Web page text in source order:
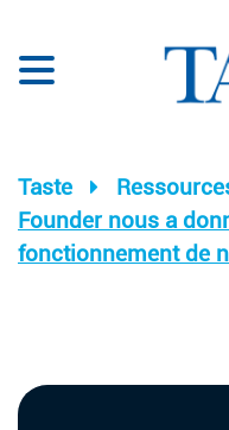
Taste
Founder nous a
fonctionnement de